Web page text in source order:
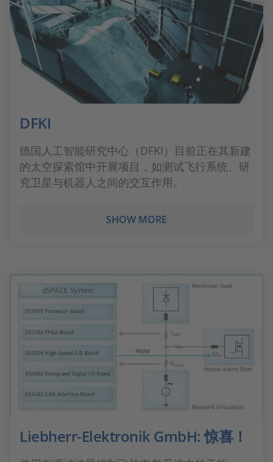
DFKI
德国人工智能研究中心（DFKI）目前正在其新建
的太空探索馆中开展项目，如测试飞行系统、研
究卫星与机器人之间的交互作用。
SHOW MORE
Liebherr-Elektronik GmbH: 惊喜！